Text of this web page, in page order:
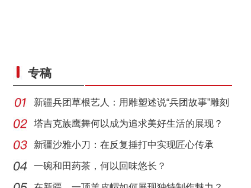
“阿克苏是个好地方·四季之美”——《走进
专稿
新疆兵团草根艺人：用雕塑述说“兵团故事”雕刻
别
塔吉克族鹰舞何以成为追求美好生活的展现？
新疆沙雅小刀：在反复捶打中实现匠心传承
一碗和田药茶，何以回味悠长？